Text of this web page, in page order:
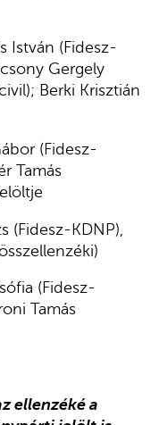
István (Fidesz-
Gergely
Berki Krisztián
(Fidesz-
Tamás
(Fidesz-KDNP),
(Fidesz-
Tamás
ellenzéké a